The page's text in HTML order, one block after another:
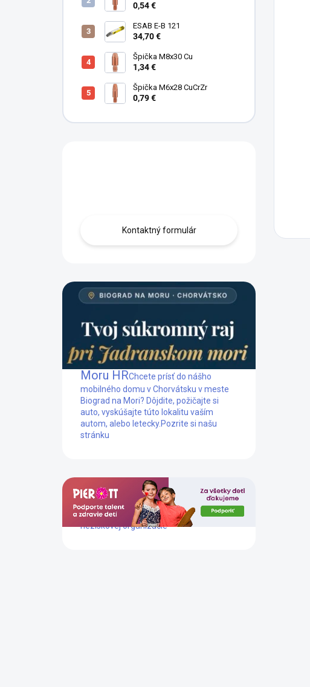
0,54 €
ESAB E-B 121
34,70 €
Špička M8x30 Cu
1,34 €
Špička M6x28 CuCrZr
0,79 €
Kontaktný formulár
Mobilný dom Biograd na
Moru HRChcete prísť do nášho
mobilného domu v Chorvátsku v meste
Biograd na Mori? Dôjdite, požičajte si
auto, vyskúšajte túto lokalitu vaším
autom, alebo letecky. Pozrite si našu
stránku
Dlhoročne podporujeme prácu tejto
neziskovej organizácie